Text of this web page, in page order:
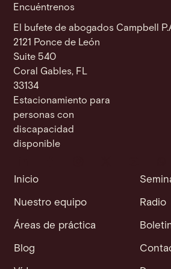
Encuéntrenos
El bufete de abogados Campbell
2121 Ponce de León
Suite 540
Coral Gables, FL
33134
Estacionamiento para
personas con
discapacidad
disponible
Inicio
Nuestro equipo
Áreas de práctica
Blog
Radio